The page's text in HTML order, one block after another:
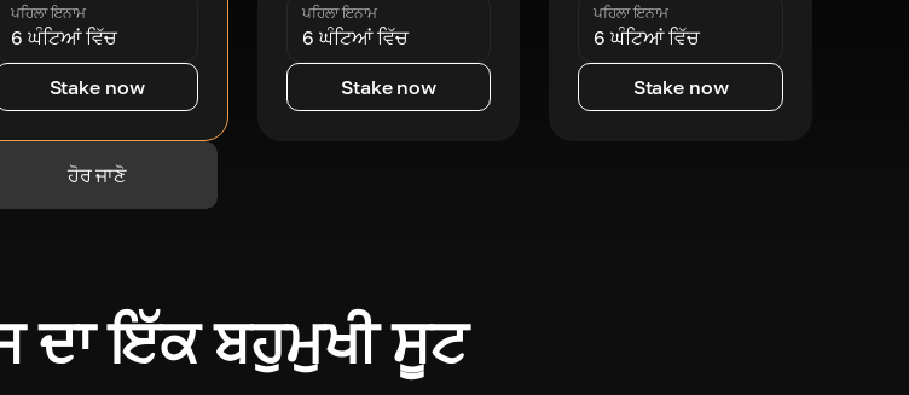
ਪਹਿਲਾ ਇਨਾਮ
6 ਘੰਟਿਆਂ ਵਿੱਚ
Stake now
ਪਹਿਲਾ ਇਨਾਮ
6 ਘੰਟਿਆਂ ਵਿੱਚ
Stake now
ਪਹਿਲਾ ਇਨਾਮ
6 ਘੰਟਿਆਂ ਵਿੱਚ
Stake now
ਹੋਰ ਜਾਣੋ
ਦਾ ਇੱਕ ਬਹੁਮੁਖੀ ਸੂਟ